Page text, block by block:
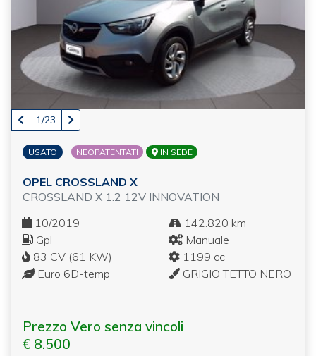
1/23
USATO NEOPATENTATI IN SEDE
OPEL CROSSLAND X
CROSSLAND X 1.2 12V INNOVATION
10/2019
142.820 km
Gpl
Manuale
83 CV (61 KW)
1199 cc
Euro 6D-temp
GRIGIO TETTO NERO
Prezzo Vero senza vincoli
€ 8.500